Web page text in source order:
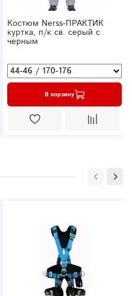
Костюм Nerss-ПРАКТИК
куртка, п/к св. серый с
черным
В корзину